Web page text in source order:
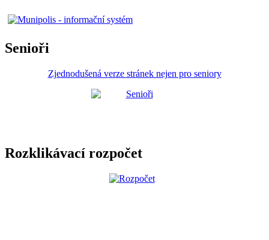
Senioři
Zjednodušená verze stránek nejen pro seniory
Rozklikávací rozpočet